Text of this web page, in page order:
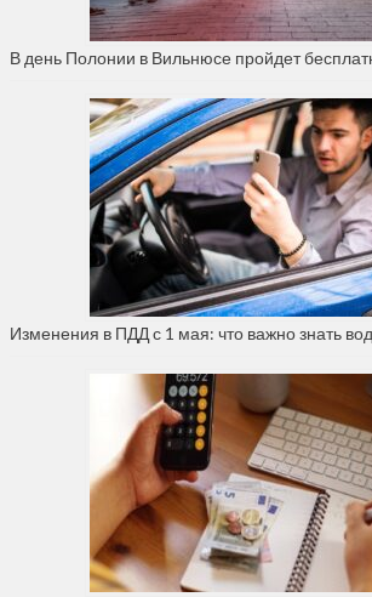
В день Полонии в Вильнюсе пройдет
Изменения в ПДД с 1 мая: что важно знать